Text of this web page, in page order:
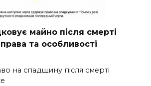
майно після смерті
та особливості
на спадщину після смерті